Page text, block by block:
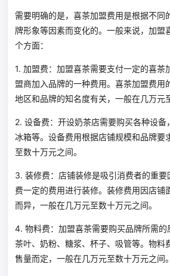
需要明确的是，喜茶加盟费用是根据不同
牌形象等因素而变化的。一般来说，加盟
个方面：
1. 加盟费：加盟喜茶需要支付一定的喜茶
盟商加入品牌的一种费用。喜茶加盟费用
地区和品牌的知名度有关，一般在几万元
2. 设备费：开设奶茶店需要购买各种设备
冰箱等。设备费用根据店铺规模和品牌要
至数十万元之间。
3. 装修费：店铺装修是吸引消费者的重
费一定的费用进行装修。装修费用因店铺
而异，一般在几万元至数十万元之间。
4. 物料费：加盟喜茶需要购买品牌所需的
茶叶、奶粉、糖浆、杯子、吸管等。物料
售量而定，一般在几万元至数十万元之间。